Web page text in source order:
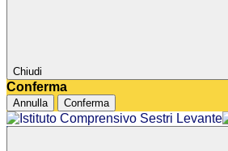
Chiudi
Conferma
Annulla Conferma